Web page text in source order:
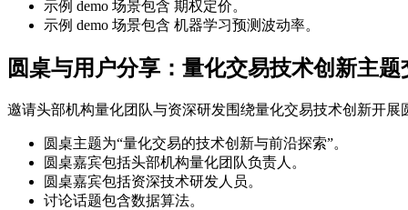
示例 demo 场景包含 期权定价。
示例 demo 场景包含 机器学习预测波动率。
圆桌与用户分享：量化交易技术创新主题
邀请头部机构量化团队与资深研发围绕量化交易技术创新开
圆桌主题为“量化交易的技术创新与前沿探索”。
圆桌嘉宾包括头部机构量化团队负责人。
圆桌嘉宾包括资深技术研发人员。
讨论话题包含数据算法。